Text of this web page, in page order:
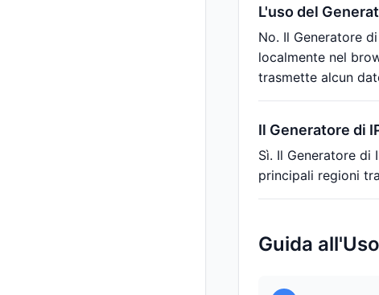
L'uso del
No. Il Generatore
localmente nel
trasmette alcun
Il Generatore di
Sì. Il Generatore
principali regioni
Guida